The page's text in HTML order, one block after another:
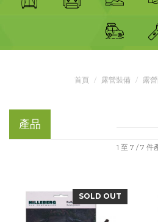
首頁 露營裝備 露
產品
1 至 7 / 7 件
SOLD OUT